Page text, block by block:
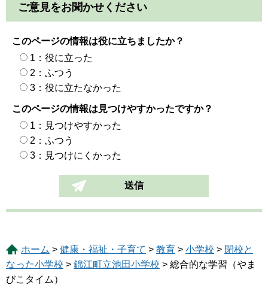
ご意見をお聞かせください
このページの情報は役に立ちましたか？
1：役に立った
2：ふつう
3：役に立たなかった
このページの情報は見つけやすかったですか？
1：見つけやすかった
2：ふつう
3：見つけにくかった
ホーム > 健康・福祉・子育て > 教育 > 小学校 > 閉校と
なった小学校 > 錦江町立池田小学校 > 総合的な学習（やま
びこタイム）